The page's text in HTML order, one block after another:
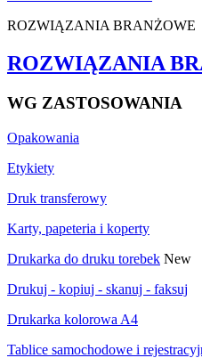
ROZWIĄZANIA BRANŻOWE
ROZWIĄZANIA
WG ZASTOSOWANIA
Opakowania
Etykiety
Druk transferowy
Karty, papeteria i koperty
Drukarka do druku torebek New
Drukuj - kopiuj - skanuj - faksuj
Drukarka kolorowa A4
Tablice samochodowe i